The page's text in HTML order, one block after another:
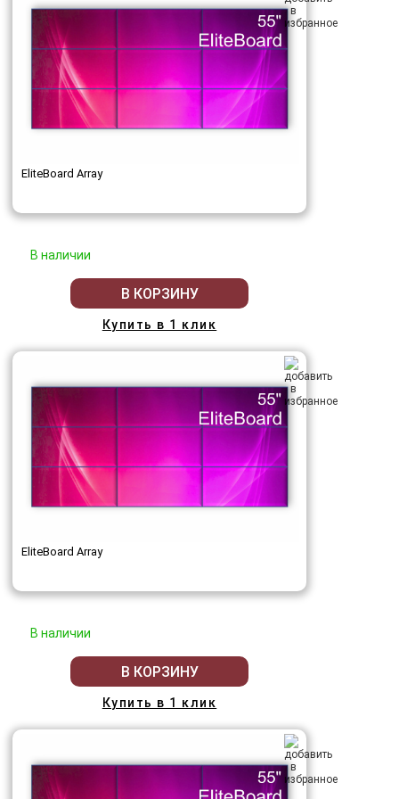
EliteBoard Array
В наличии
В КОРЗИНУ
Купить в 1 клик
EliteBoard Array
В наличии
В КОРЗИНУ
Купить в 1 клик